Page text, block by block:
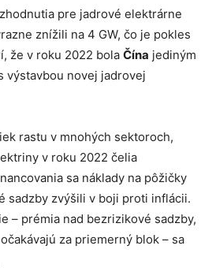
pre jadrové elektrárne
znížili na 4 GW, čo je pokles
že v roku 2022 bola Čína jediným
výstavbou novej jadrovej
rastu v mnohých sektoroch,
v roku 2022 čelia
sa náklady na pôžičky
sadzby zvýšili v boji proti inflácii.
– prémia nad bezrizikové sadzby,
za priemerný blok – sa